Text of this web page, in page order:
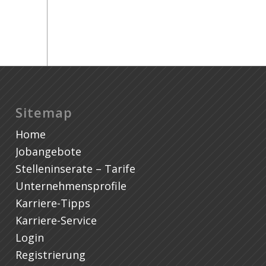
Sitemap
Home
Jobangebote
Stelleninserate – Tarife
Unternehmensprofile
Karriere-Tipps
Karriere-Service
Login
Registrierung